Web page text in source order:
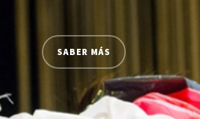
SABER MÁS